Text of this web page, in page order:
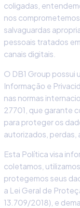
coligadas,
nos
salvaguardas
pessoais tratados
canais digitais.
O DB1 Group possui
Informação e
nas normas
27701, que garante
para proteger os
autorizados, perdas,
Esta Política visa
coletamos,
protegemos seus
a Lei Geral de
13.709/2018), e